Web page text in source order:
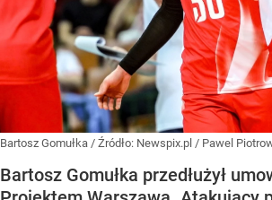
Bartosz Gomułka / Źródło: Newspix.pl / Pawel
Bartosz Gomułka przedłużył